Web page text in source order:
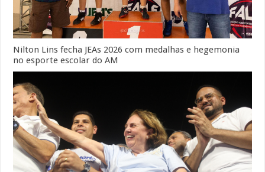
Nilton Lins fecha JEAs 2026 com medalhas e hegemonia
no esporte escolar do AM